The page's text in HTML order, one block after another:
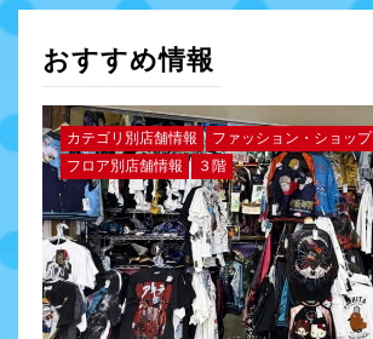
おすすめ情報
カテゴリ別店舗情報
ファッション・ショップ
フロア別店舗情報
３階